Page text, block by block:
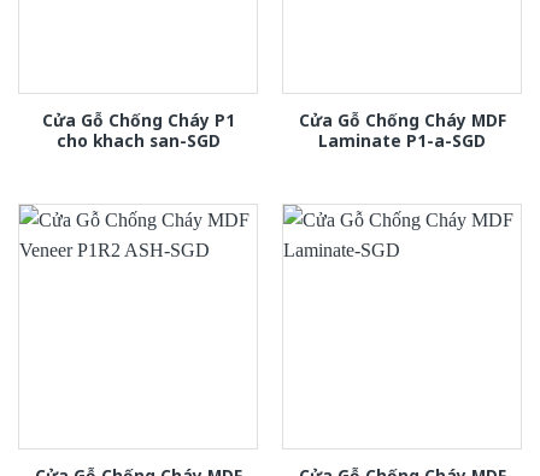
Cửa Gỗ Chống Cháy P1
cho khach san-SGD
Cửa Gỗ Chống Cháy MDF
Laminate P1-a-SGD